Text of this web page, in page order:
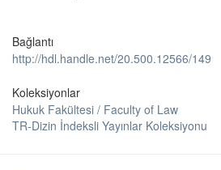
Bağlantı
http://hdl.handle.net/20.500.12566/149
Koleksiyonlar
Hukuk Fakültesi / Faculty of Law
TR-Dizin İndeksli Yayınlar Koleksiyonu